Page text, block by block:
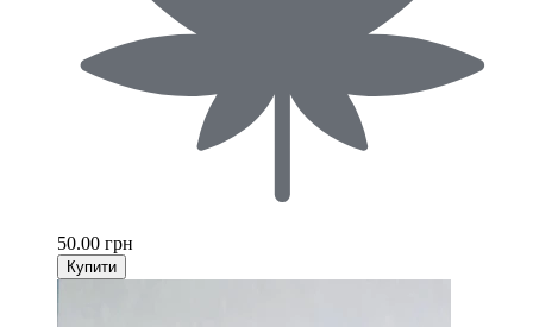
50.00 грн
Купити